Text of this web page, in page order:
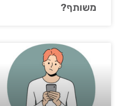
משותף?